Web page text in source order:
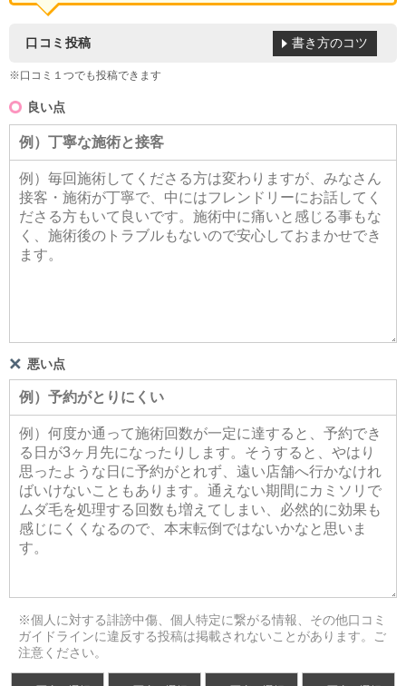
口コミ投稿
※口コミ１つでも投稿できます
書き方のコツ
良い点
悪い点
※個人に対する誹謗中傷、個人特定に繋がる情報、その他口コミ
ガイドラインに違反する投稿は掲載されないことがあります。ご
注意ください。